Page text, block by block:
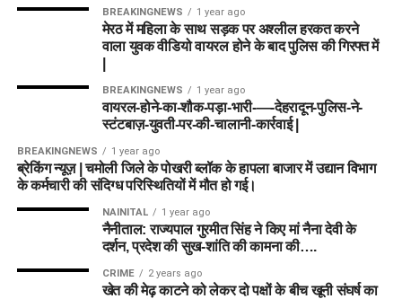
BREAKINGNEWS 1 year ago
मेरठ में महिला के साथ सड़क पर अश्लील हरकत करने
वाला युवक वीडियो वायरल होने के बाद पुलिस की गिरफ्त में
BREAKINGNEWS 1 year ago
वायरल-होने-का-शौक-पड़ा-भारी-—-देहरादून-पुलिस-ने-
स्टंटबाज़-युवती-पर-की-चालानी-कार्रवाई |
BREAKINGNEWS 1 year ago
ब्रेकिंग न्यूज़ | चमोली जिले के पोखरी ब्लॉक के हापला बाजार में उद्यान विभाग
के कर्मचारी की संदिग्ध परिस्थितियों में मौत हो गई।
NAINITAL 1 year ago
नैनीताल: राज्यपाल गुरमीत सिंह ने किए मां नैना देवी के
दर्शन, प्रदेश की सुख-शांति की कामना की….
CRIME 2 years ago
खेत की मेढ़ काटने को लेकर दो पक्षों के बीच खूनी संघर्ष का